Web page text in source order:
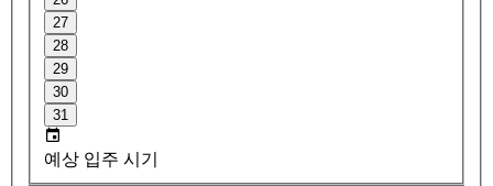
27
28
29
30
31
예상 입주 시기